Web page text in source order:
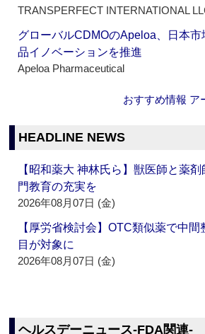
TRANSPERFECT INTERNATIONAL
グローバルCDMOのApeloa、日本
品イノベーションを推進
Apeloa Pharmaceutical
おすすめ情報 ア
HEADLINE NEWS
【昭和薬大 神林氏ら】獣医師と薬
門教育の充実を
2026年08月07日 (金)
【厚労省検討会】OTC類似薬で中間
目が対象に
2026年08月07日 (金)
ヘルスデーニュース‐FDA関連‐